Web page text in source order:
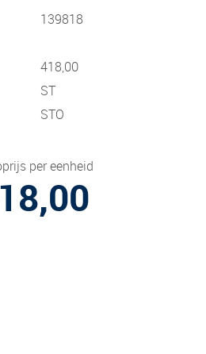
139818
418,00
ST
STO
per eenheid